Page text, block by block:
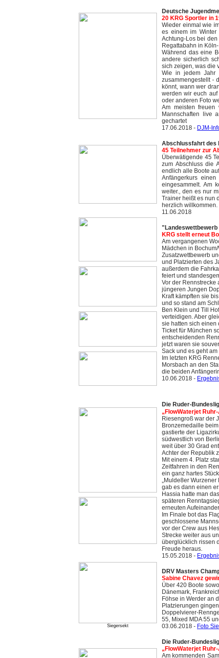
Deutsche
20 KRG Sportler in
Wieder einmal wie
es einem im
Achtung-Los bei
Regattabahn in
Während das eine
andere sicherlich
sich zeigen, was die
Wie in jedem Jahr
zusammengestellt -
könnt, wann wer
werden wir euch
oder anderen Foto
Am meisten
Mannschaften live
gechartet
17.06.2018 - DJM-
Abschlussfahrt des
45 Teilnehmer zur
Überwätigende 45
zum Abschluss die
endlich alle Boote
Anfängerkurs
eingesammelt. Am
weiter., den es nur
Trainer heißt es nun
herzlich willkommen.
11.06.2018
"Landeswettbewerb
KRG stellt erneut
Am vergangenen
Mädchen in
Zusatzwettbewerb
und Platzierten des
außerdem die
feiert und
Vor der Rennstrecke
jüngeren Jungen
Kraft kämpften sie
und so stand am
Ben Klein und Till
verteidigen. Aber
sie hatten sich einen
Ticket für München
entscheidenden
jetzt waren sie
Sack und es geht
Im letzten KRG
Morsbach an den
die beiden
10.06.2018 -
Die Ruder-
„FlowWaterjet
Riesengroß war der
Bronzemedaille
gastierte der
südwestlich von
weit über 30 Grad
Achter der Republik
Mit einem 4. Platz
Zeitfahren in den
ein ganz hartes
„Mulde8er
gab es dann einen
Hassia hatte man
späteren
erneuten
Im Finale bot das
geschlossene
vor der Crew aus
Strecke weiter aus
überglücklich rissen
Freude heraus.
15.05.2018 -
Siegersekt
DRV Masters
Sabine Chavez
Über 420 Boote
Dänemark,
Föhse in Werder an
Platzierungen
Doppelvierer-
55, Mixed MDA 55
03.06.2018 - Foto
Die Ruder-
„FlowWaterjet
Am kommenden